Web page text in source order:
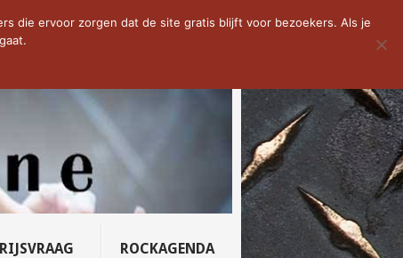
CD VAN DE WEEK: SLEEPING...
ROCKAGENDA
die ervoor zorgen dat de site gratis blijft voor bezoekers. Als je